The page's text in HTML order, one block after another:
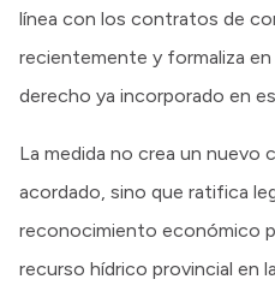
línea con los contratos de
recientemente y formaliza en
derecho ya incorporado en
La medida no crea un nuevo
acordado, sino que ratifica
reconocimiento económico
recurso hídrico provincial en